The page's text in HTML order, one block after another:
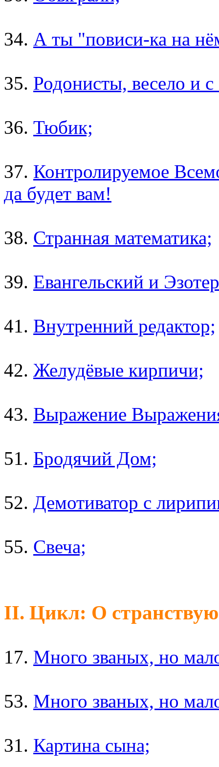
34. А ты "повиси-ка на
35. Родонисты, весело и
36. Тюбик;
37. Контролируемое
да будет вам!
38. Странная математика;
39. Евангельский и
41. Внутренний редактор;
42. Желудёвые кирпичи;
43. Выражение
51. Бродячий Дом;
52. Демотиватор с
55. Свеча;
II. Цикл: О
17. Много званых, но
53. Много званых, но
31. Картина сына;